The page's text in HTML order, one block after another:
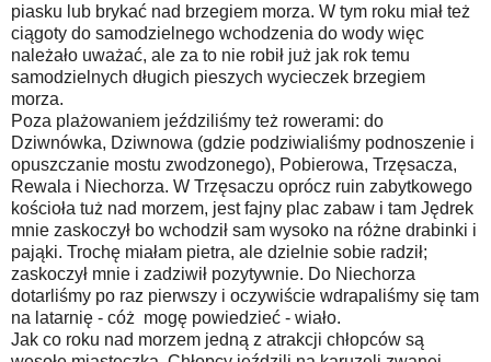
piasku lub brykać nad brzegiem morza. W tym roku miał też
ciągoty do samodzielnego wchodzenia do wody więc
należało uważać, ale za to nie robił już jak rok temu
samodzielnych długich pieszych wycieczek brzegiem
morza.
Poza plażowaniem jeździliśmy też rowerami: do
Dziwnówka, Dziwnowa (gdzie podziwialiśmy podnoszenie i
opuszczanie mostu zwodzonego), Pobierowa, Trzęsacza,
Rewala i Niechorza. W Trzęsaczu oprócz ruin zabytkowego
kościoła tuż nad morzem, jest fajny plac zabaw i tam Jędrek
mnie zaskoczył bo wchodził sam wysoko na różne drabinki i
pająki. Trochę miałam pietra, ale dzielnie sobie radził;
zaskoczył mnie i zadziwił pozytywnie. Do Niechorza
dotarliśmy po raz pierwszy i oczywiście wdrapaliśmy się tam
na latarnię - cóż mogę powiedzieć - wiało.
Jak co roku nad morzem jedną z atrakcji chłopców są